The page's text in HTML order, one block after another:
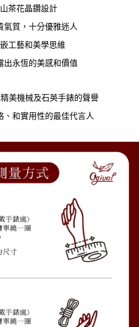
茶花晶鑽設計
氣質，十分優雅迷人
工藝和美學思維
出永恆的美感和價值
美機械及石英手錶的聲譽
、和實用性的最佳代言人